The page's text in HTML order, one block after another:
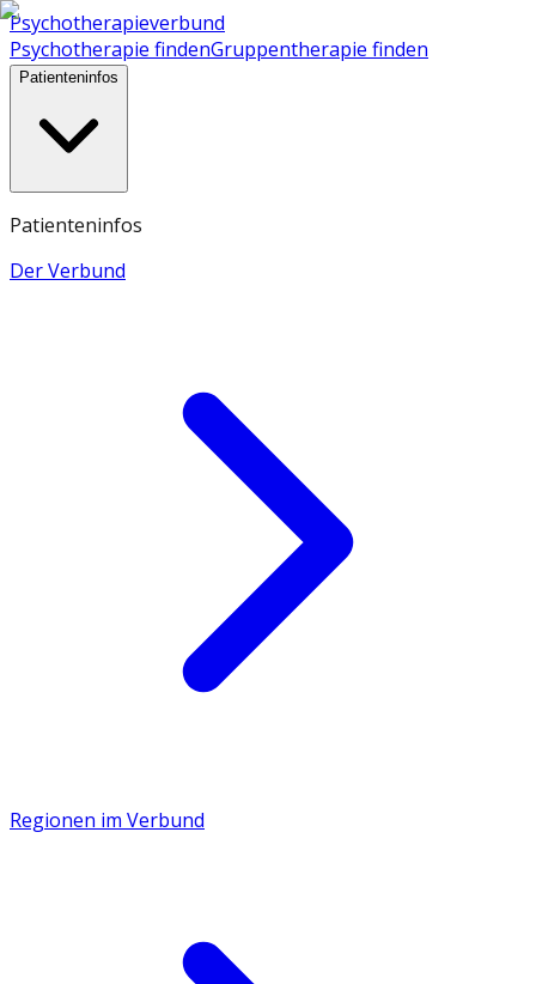
Psychotherapieverbund
Psychotherapie findenGruppentherapie finden
Patienteninfos
Patienteninfos
Der Verbund
Regionen im Verbund